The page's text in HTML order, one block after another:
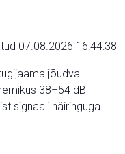
07.08.2026 16:44:38
jõudva
38–54 dB
signaali häiringuga.